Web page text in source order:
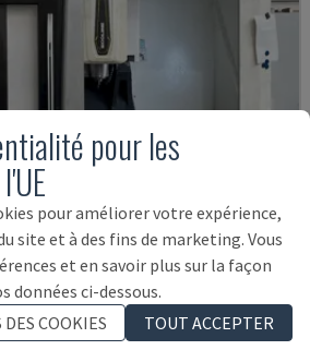
VERTICAL
pour les
pour améliorer votre expérience,
site et à des fins de marketing. Vous
et en savoir plus sur la façon
données ci-dessous.
COOKIES
TOUT ACCEPTER